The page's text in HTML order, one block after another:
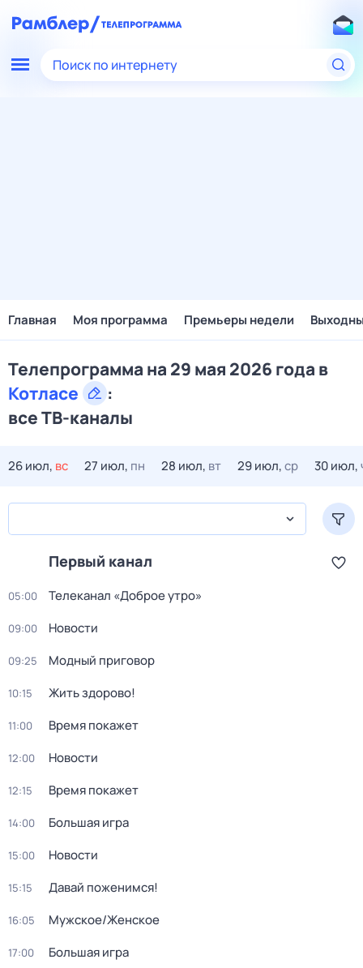
Поиск по интернету
Главная Моя программа Премьеры недели
Телепрограмма на 29 мая 2026 года в
Котласе
:
все ТВ-каналы
26 июл, вс 27 июл, пн 28 июл, вт 29 июл,ср 30 июл,
Первый канал
05:00 Телеканал «Доброе утро»
09:00 Новости
09:25 Модный приговор
10:15 Жить здорово!
11:00 Время покажет
12:00 Новости
12:15 Время покажет
14:00 Большая игра
15:00 Новости
15:15 Давай поженимся!
16:05 Мужское/Женское
17:00 Большая игра